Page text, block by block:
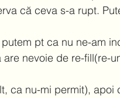
că ceva s-a rupt.
pt ca nu ne-am
nevoie de re-fill(re-
ca nu-mi permit), apoi